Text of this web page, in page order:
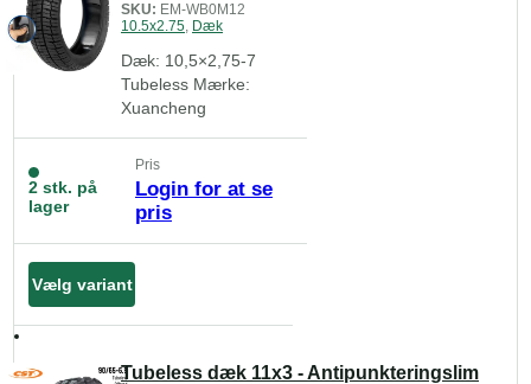
SKU: EM-WB0M12
10.5x2.75, Dæk
Dæk: 10,5×2,75-7
Tubeless Mærke:
Xuancheng
2 stk. på
lager
Pris
Login for at se
pris
Vælg variant
Tubeless dæk 11x3 - Antipunkteringslim